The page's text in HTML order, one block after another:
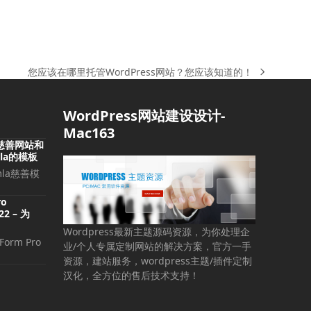
下
您应该在哪里托管WordPress网站？您应该知道的！
善网站和
的模板
慈善模
– 为
Pro
WordPress网站建设设计-
Mac163
Wordpress最新主题源码资源，为你处理企
业/个人专属定制网站的解决方案，官方一手
资源，建站服务，wordpress主题/插件定制
汉化，全方位的售后技术支持！